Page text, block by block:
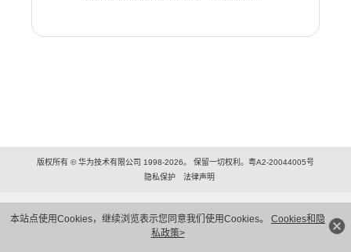
本站点使用Cookies，继续浏览表示您同意我们使用Cookies。 Cookies和隐
私政策>
版权所有 © 华为技术有限公司 1998-2026。 保留一切权利。粤A2-20044005号
隐私保护
法律声明